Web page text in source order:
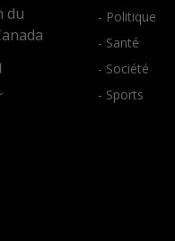
du
- Politique
- Santé
- Société
- Sports